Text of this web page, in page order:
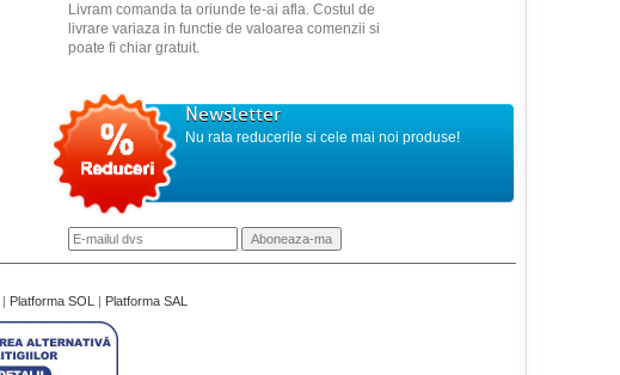
Livram comanda ta oriunde te-ai afla. Costul de
livrare variaza in functie de valoarea comenzii si
poate fi chiar gratuit.
Newsletter
Nu rata reducerile si cele mai noi produse!
Platforma SOL Platforma SAL